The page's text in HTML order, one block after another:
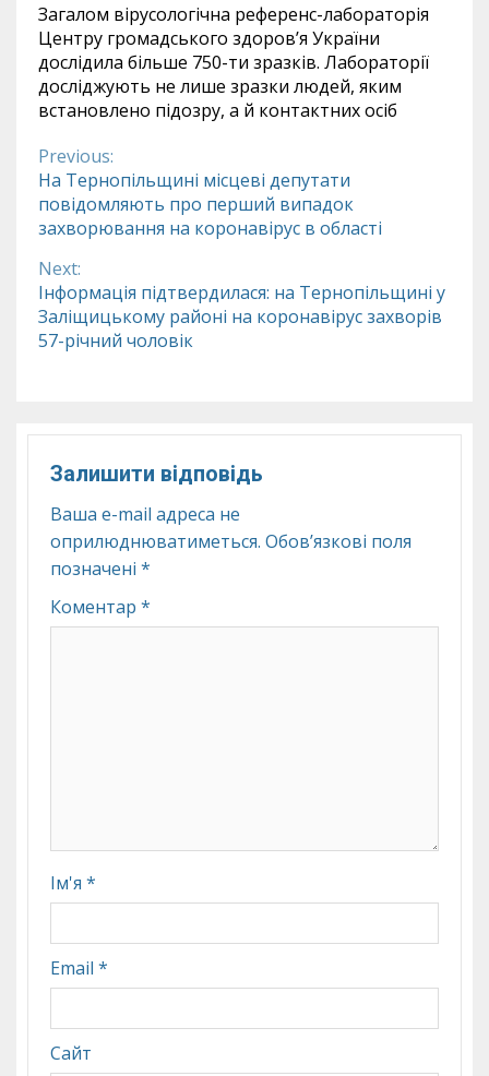
Загалом вірусологічна референс-лабораторія
Центру громадського здоров’я України
дослідила більше 750-ти зразків. Лабораторії
досліджують не лише зразки людей, яким
встановлено підозру, а й контактних осіб
Continue
Reading
Previous:
На Тернопільщині місцеві депутати
повідомляють про перший випадок
захворювання на коронавірус в області
Next:
Інформація підтвердилася: на Тернопільщині у
Заліщицькому районі на коронавірус захворів
57-річний чоловік
Залишити відповідь
Ваша e-mail адреса не
оприлюднюватиметься. Обов’язкові поля
позначені *
Коментар *
Ім'я *
Email *
Сайт